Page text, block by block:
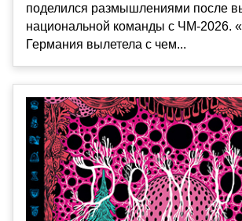
поделился размышлениями после
национальной команды с ЧМ-2026.
Германия вылетела с чем...